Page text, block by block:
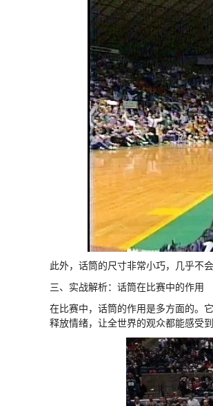
此外，话筒的尺寸非常小巧，几乎不
三、实战解析：话筒在比赛中的作用
在比赛中，话筒的作用是多方面的。
释放情绪，让全世界的观众都能感受到